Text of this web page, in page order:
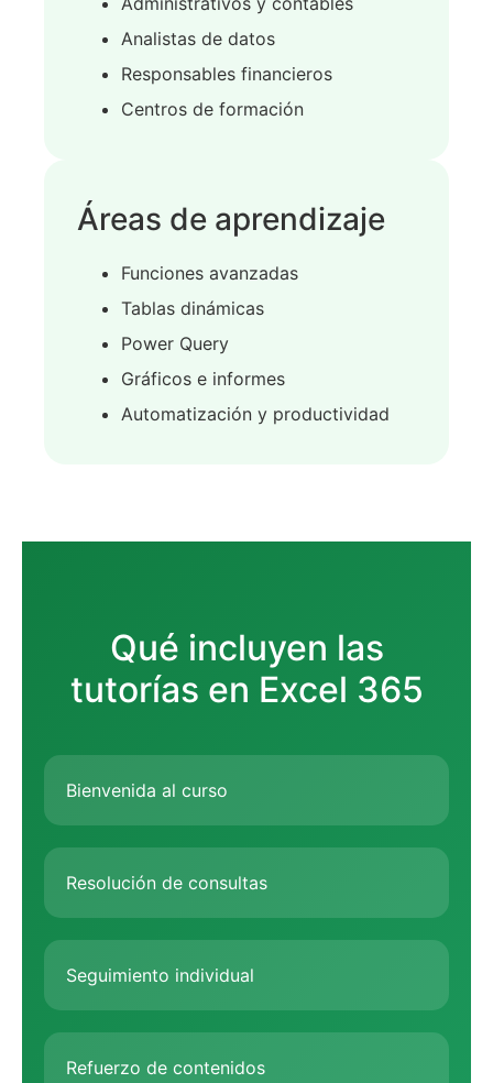
Analistas de datos
Responsables financieros
Centros de formación
Áreas de aprendizaje
Funciones avanzadas
Tablas dinámicas
Power Query
Gráficos e informes
Automatización y productividad
Qué incluyen las
tutorías en Excel 365
Bienvenida al curso
Resolución de consultas
Seguimiento individual
Refuerzo de contenidos